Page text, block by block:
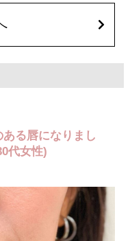
性は3か月、女性は2か月避妊
3,300円(税込)
る唇になりまし
代女性)